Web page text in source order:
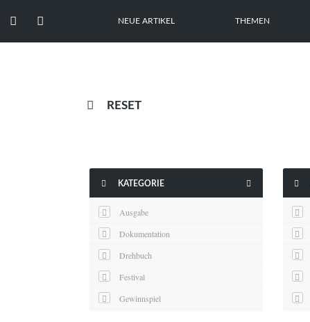
  NEUE ARTIKEL THEMEN
 RESET
 KATEGORIE 
Ausgabe
Dokumentation
Drehbuch
Festival
Gewinnspiel
